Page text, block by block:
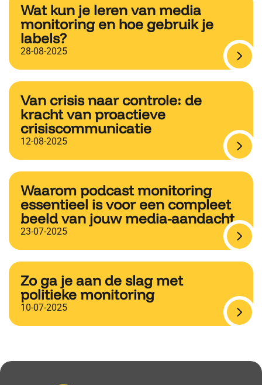
Wat kun je leren van media
monitoring en hoe gebruik je
labels?
28-08-2025
Van crisis naar controle: de
kracht van proactieve
crisiscommunicatie
12-08-2025
Waarom podcast monitoring
essentieel is voor een compleet
beeld van jouw media-aandacht
23-07-2025
Zo ga je aan de slag met
politieke monitoring
10-07-2025